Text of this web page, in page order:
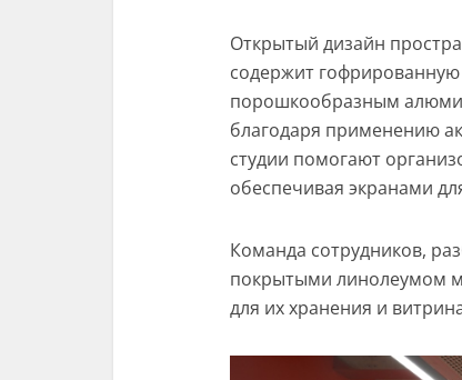
Открытый дизайн
содержит
порошкообразным
благодаря применению
студии помогают
обеспечивая экранами
Команда сотрудников,
покрытыми линолеумом
для их хранения и